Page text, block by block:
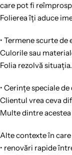
care pot fi
Folierea îți aduce
• Termene scurte de
Culorile sau
Folia rezolvă situația.
• Cerințe speciale de
Clientul vrea ceva
Multe dintre
Alte contexte în
• renovări rapide